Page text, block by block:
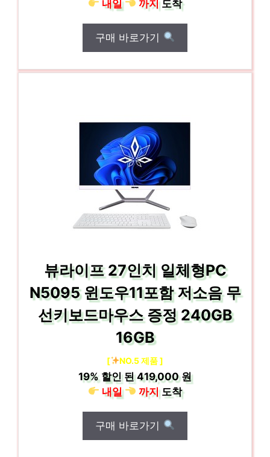
내일
까지도착
구매 바로가기
뷰라이프 27인치 일체형PC
N5095 윈도우11포함 저소음 무
선키보드마우스 증정 240GB
16GB
[ NO.5 제품 ]
19% 할인 된419,000 원
내일
까지도착
구매 바로가기